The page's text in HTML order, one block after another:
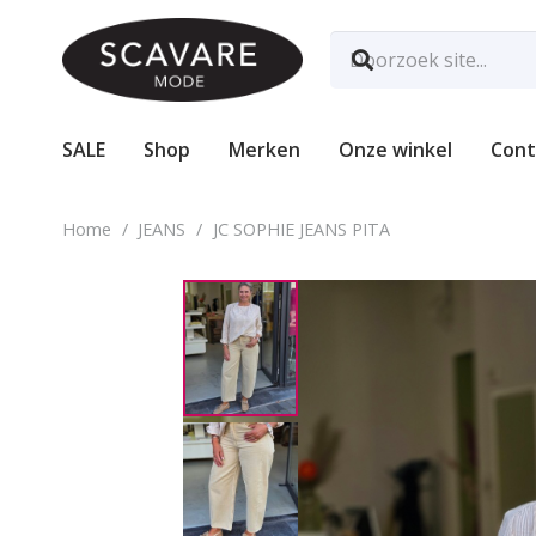
SALE Shop Merken Onze winkel
Home / JEANS / JC SOPHIE JEANS PITA